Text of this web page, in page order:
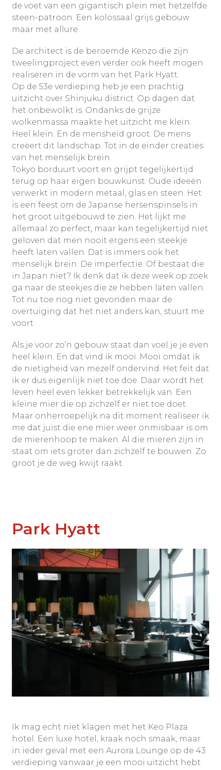
de voet van een gigantisch plein met hetzelfde
steen-patroon. Een kolossaal grijs gebouw
maar met allure.
De architect is de beroemde Kenzo die zijn
tweelingproject even verder ook heeft mogen
realiseren in de vorm van het Park Hyatt.
Op de 53e verdieping heb je een prachtig
uitzicht over Shinjuku district. Op dagen dat
het onbewolkt is. Ondanks de grijze
wolkenmassa maakte het uitzicht me klein.
Heel klein. En de mensheid groot. De mens
creëert dit landschap. Tot in de einder creaties
van het menselijk brein.
Tokyo borduurt voort en grijpt tegelijkertijd
terug op haar eigen bouwkunst. Oude ideeën
verwerkt in modern metaal, glas en steen. Het
is een feest om de Japanse hersenspinsels in
het groot uitgebouwd te zien. Het lijkt me
allemaal zo perfect, maar kan tegelijkertijd niet
geloven dat men nooit ergens een steekje
heeft laten vallen. Dat is immers ook het
menselijk brein. De imperfectie. Of bestaat die
in Japan niet? Ik denk dat ik deze week op zoek
ga naar de steekjes die ze hebben laten vallen.
Tot nu toe nog niet gevonden maar de
overtuiging dat het niet anders kan, stuurt me
voort.
Als je voor zo’n gebouw staat dan voel je je even
heel klein. En dat vind ik mooi. Mooi omdat ik
de nietigheid van mezelf ondervind. Het feit dat
ik er dus eigenlijk niet toe doe. Daar wordt het
leven heel even lekker betrekkelijk van. Een
kleine mier die op zichzelf er niet toe doet.
Maar onherroepelijk na dit moment realiseer ik
me dat juist die ene mier weer onmisbaar is om
de mierenhoop te maken. Al die mieren zijn in
staat om iets groter dan zichzelf te bouwen. Zo
groot je de weg kwijt raakt.
Park Hyatt
Ik mag echt niet klagen met het Keo Plaza
hotel. Een luxe hotel, kraak noch smaak, maar
in ieder geval met een Aurora Lounge op de 43
verdieping vanwaar je een mooi uitzicht hebt